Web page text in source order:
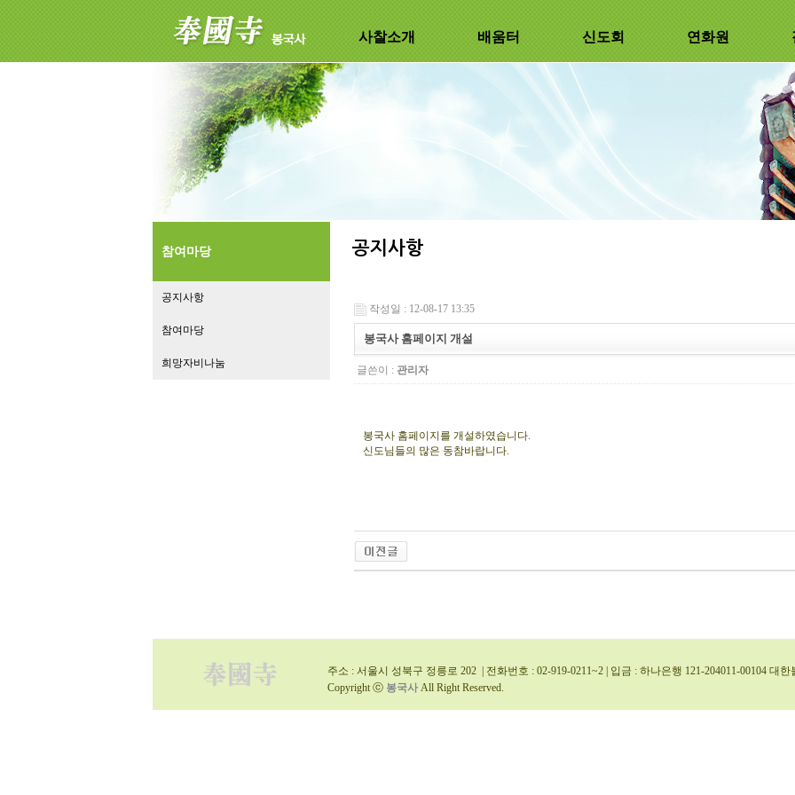
사찰소개 배움터 신도회 연화원
참여마당
공지사항
참여마당
희망자비나눔
작성일 : 12-08-17 13:35
봉국사 홈페이지 개설
글쓴이 : 관리자
봉국사 홈페이지를 개설하였습니다.
신도님들의 많은 동참바랍니다.
주소 : 서울시 성북구 정릉로 202 | 전화번호 : 02-919-0211~2 | 입금 : 하나은행 121-204011-00104 대
Copyright ⓒ 봉국사 All Right Reserved.